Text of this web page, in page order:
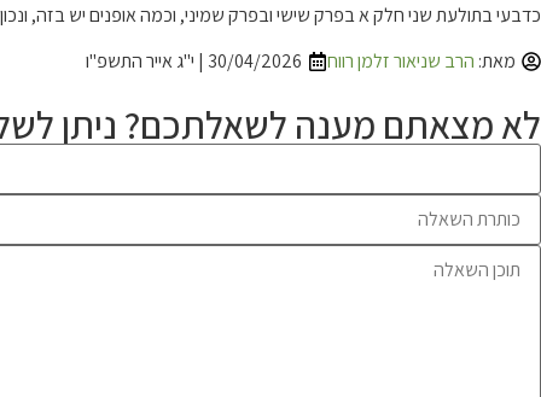
כדבעי בתולעת שני חלק א בפרק שישי ובפרק שמיני, וכמה אופנים יש בזה,
מאת: הרב שניאור זלמן רווח 30/04/2026 | י"ג אייר התשפ"ו
לא מצאתם מענה לשאלתכם? ניתן